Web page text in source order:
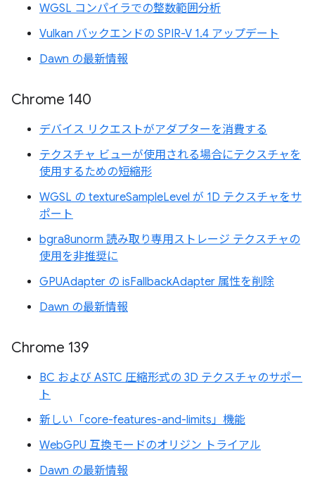
WGSL コンパイラでの整数範囲分析
Vulkan バックエンドの SPIR-V 1.4 アップデート
Dawn の最新情報
Chrome 140
デバイス リクエストがアダプターを消費する
テクスチャ ビューが使用される場合にテクスチャを
使用するための短縮形
WGSL の textureSampleLevel が 1D テクスチャをサ
ポート
bgra8unorm 読み取り専用ストレージ テクスチャの
使用を非推奨に
GPUAdapter の isFallbackAdapter 属性を削除
Dawn の最新情報
Chrome 139
BC および ASTC 圧縮形式の 3D テクスチャのサポー
ト
新しい「core-features-and-limits」機能
WebGPU 互換モードのオリジン トライアル
Dawn の最新情報